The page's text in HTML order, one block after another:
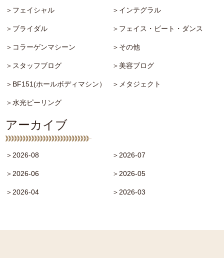
＞フェイシャル ＞インテグラル
＞ブライダル ＞フェイス・ビート・ダンス
＞コラーゲンマシーン ＞その他
＞スタッフブログ ＞美容ブログ
＞BF151(ホールボディマシン） ＞メタジェクト
＞水光ピーリング
アーカイブ
＞2026-08 ＞2026-07
＞2026-06 ＞2026-05
＞2026-04 ＞2026-03